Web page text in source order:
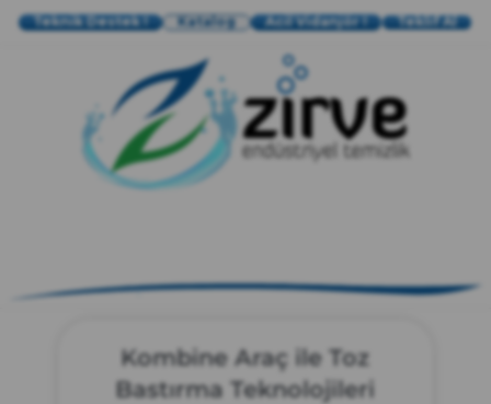
Teknik Destek ! Katalog Acil Vidanjör ! Teklif Al
Kombine Araç ile Toz
Bastırma Teknolojileri